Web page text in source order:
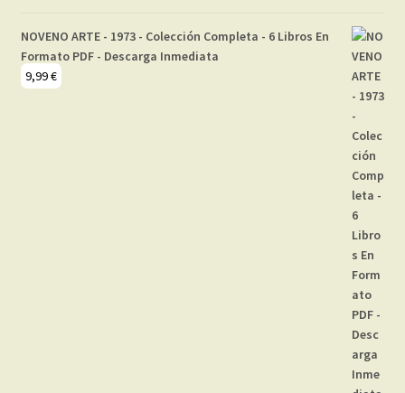
NOVENO ARTE - 1973 - Colección Completa - 6 Libros En
Formato PDF - Descarga Inmediata
9,99€